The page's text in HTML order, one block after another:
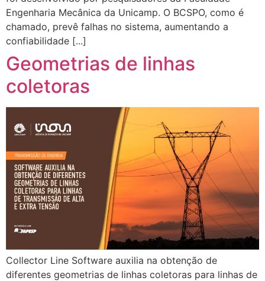
Engenharia Mecânica da Unicamp. O BCSPO, como é
chamado, prevê falhas no sistema, aumentando a
confiabilidade [...]
Geometrias de linhas
coletoras
Collector Line Software auxilia na obtenção de
diferentes geometrias de linhas coletoras para linhas de